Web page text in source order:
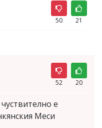
50 21
52 20
е
Меси